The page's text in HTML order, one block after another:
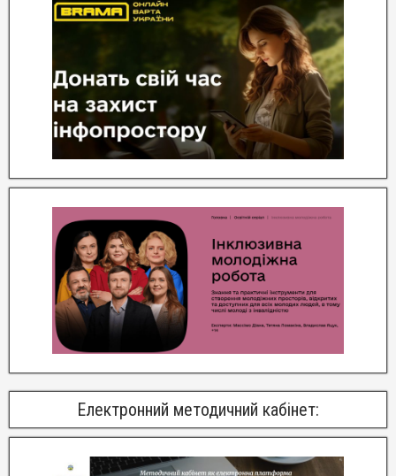
Електронний методичний кабінет: